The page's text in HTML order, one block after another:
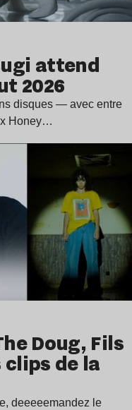
attend
2026
disques — avec entre
Honey…
Doug, Fils
clips de la
deeeeemandez le